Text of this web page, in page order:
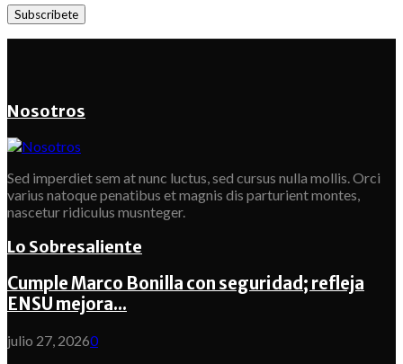
Nosotros
Sed imperdiet sem at nunc luctus, sed cursus nulla mollis. Orci
varius natoque penatibus et magnis dis parturient montes,
nascetur ridiculus musnteger.
Lo Sobresaliente
Cumple Marco Bonilla con seguridad; refleja
ENSU mejora...
julio 27, 20260